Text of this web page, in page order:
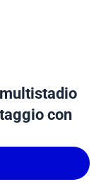
con